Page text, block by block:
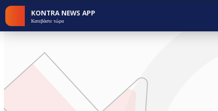
KONTRA NEWS APP
Κατεβάστε τώρα